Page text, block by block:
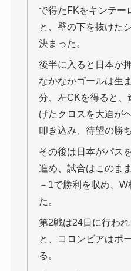
で得たFKをキンテー
と、壁の下を抜けた
決まった。
後半に入ると日本が
なかなかゴールは生
分、左CKを得ると、
げたクロスを大迫が
叩き込み、待望の勝
その後は日本がパス
進め、試合はこのま
－1で勝利を収め、
た。
第2戦は24日に行わ
と、コロンビアはポ
る。